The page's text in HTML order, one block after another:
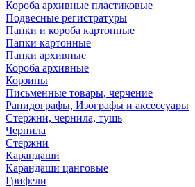
Короба архивные пластиковые
Подвесные регистратуры
Папки и короба картонные
Папки картонные
Папки архивные
Короба архивные
Корзины
Письменные товары, черчение
Рапидографы, Изографы и аксессуары
Стержни, чернила, тушь
Чернила
Стержни
Карандаши
Карандаши цанговые
Грифели